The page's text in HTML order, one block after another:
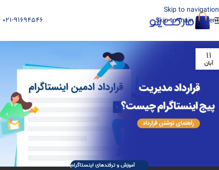
Skip to navigation
Skip to main content
021-91694546
11
آبان
آموزش و ترفندهای اینستاگرام